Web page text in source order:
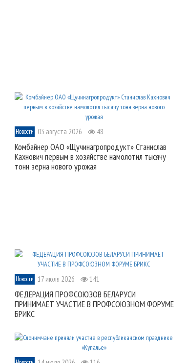
Новости 03 августа 2026 48
Комбайнер ОАО «Щучинагропродукт» Станислав
Кахнович первым в хозяйстве намолотил тысячу
тонн зерна нового урожая
Новости 17 июля 2026 141
ФЕДЕРАЦИЯ ПРОФСОЮЗОВ БЕЛАРУСИ
ПРИНИМАЕТ УЧАСТИЕ В ПРОФСОЮЗНОМ ФОРУМЕ
БРИКС